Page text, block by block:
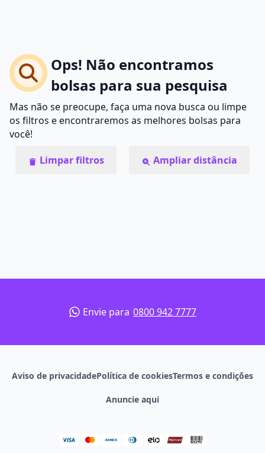
Ops! Não encontramos
bolsas para sua pesquisa
Mas não se preocupe, faça uma nova busca ou limpe
os filtros e encontraremos as melhores bolsas para
você!
Limpar filtros
Ampliar distância
Envie para 0800 942 7777
Aviso de privacidadePolítica de cookiesTermos e condições
Anuncie aqui